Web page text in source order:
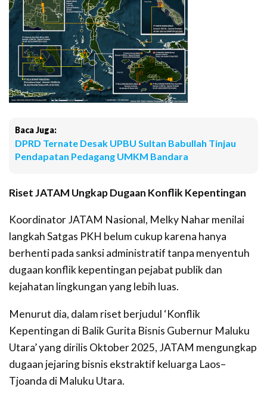
Baca Juga:
DPRD Ternate Desak UPBU Sultan Babullah Tinjau
Pendapatan Pedagang UMKM Bandara
Riset JATAM Ungkap Dugaan Konflik Kepentingan
Koordinator JATAM Nasional, Melky Nahar menilai
langkah Satgas PKH belum cukup karena hanya
berhenti pada sanksi administratif tanpa menyentuh
dugaan konflik kepentingan pejabat publik dan
kejahatan lingkungan yang lebih luas.
Menurut dia, dalam riset berjudul ‘Konflik
Kepentingan di Balik Gurita Bisnis Gubernur Maluku
Utara’ yang dirilis Oktober 2025, JATAM mengungkap
dugaan jejaring bisnis ekstraktif keluarga Laos–
Tjoanda di Maluku Utara.